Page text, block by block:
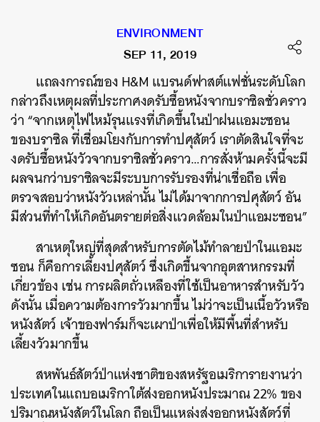
ENVIRONMENT
SEP 11, 2019
แถลงการณ์ของ H&M แบรนด์ฟาสต์แฟชั่นระดับโลก
กล่าวถึงเหตุผลที่ประกาศงดรับซื้อหนังจากบราซิลชั่วคราว
ว่า “จากเหตุไฟไหม้รุนแรงที่เกิดขึ้นในป่าฝนแอมะซอน
ของบราซิล ที่เชื่อมโยงกับการทำปศุสัตว์ เราตัดสินใจที่จะ
งดรับซื้อหนังวัวจากบราซิลชั่วคราว…การสั่งห้ามครั้งนี้จะมี
ผลจนกว่าบราซิลจะมีระบบการรับรองที่น่าเชื่อถือ เพื่อ
ตรวจสอบว่าหนังวัวเหล่านั้น ไม่ได้มาจากการปศุสัตว์ อัน
มีส่วนที่ทำให้เกิดอันตรายต่อสิ่งแวดล้อมในป่าแอมะซอน”
สาเหตุใหญ่ที่สุดสำหรับการตัดไม้ทำลายป่าในแอมะ
ซอน ก็คือการเลี้ยงปศุสัตว์ ซึ่งเกิดขึ้นจากอุตสาหกรรมที่
เกี่ยวข้อง เช่น การผลิตถั่วเหลืองที่ใช้เป็นอาหารสำหรับวัว
ดังนั้น เมื่อความต้องการวัวมากขึ้น ไม่ว่าจะเป็นเนื้อวัวหรือ
หนังสัตว์ เจ้าของฟาร์มก็จะเผาป่าเพื่อให้มีพื้นที่สำหรับ
เลี้ยงวัวมากขึ้น
สหพันธ์สัตว์ป่าแห่งชาติของสหรัฐอเมริการายงานว่า
ประเทศในแถบอเมริกาใต้ส่งออกหนังประมาณ 22% ของ
ปริมาณหนังสัตว์ในโลก ถือเป็นแหล่งส่งออกหนังสัตว์ที่